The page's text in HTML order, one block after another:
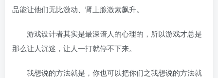
品能让他们无比激动、肾上腺激素飙升。
游戏设计者其实是最深谙人的心理的，所以游戏才总是
那么让人沉迷，让人一打就停不下来。
我想说的方法就是，你也可以把你们之我想说的方法就